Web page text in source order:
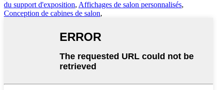
du support d'exposition, Affichages de salon personnalisés,
Conception de cabines de salon,